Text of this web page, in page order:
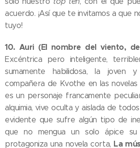
acuerdo. ¡Así que te invitamos a que
tuyo!
10. Auri (El nombre del viento,
Excéntrica pero inteligente,
sumamente habilidosa, la joven
compañera de Kvothe en las
es un personaje francamente
alquimia, vive oculta y aislada de
evidente que sufre algún tipo de
que no mengua un solo ápice su
protagoniza una novela corta, La